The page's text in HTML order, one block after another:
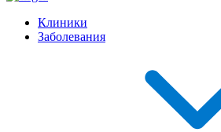
Клиники
Заболевания